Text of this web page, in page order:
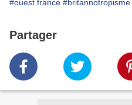
#ouest france #britannotropisme
Partager